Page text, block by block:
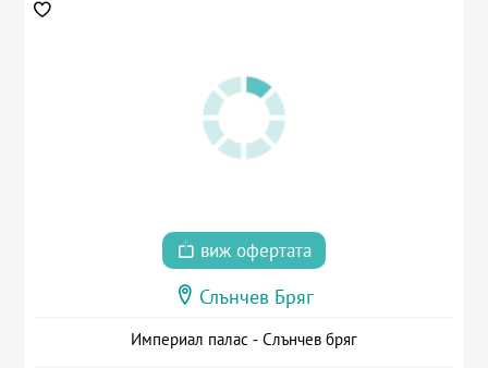
виж офертата
Слънчев Бряг
Империал палас - Слънчев бряг